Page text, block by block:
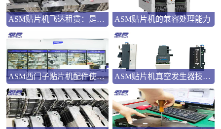
ASM贴片机飞达租赁：是应急之选还是长远之策？ ASM贴片机的兼容处理能力
ASM西门子贴片机配件使用指南 ASM贴片机真空发生器技术解析